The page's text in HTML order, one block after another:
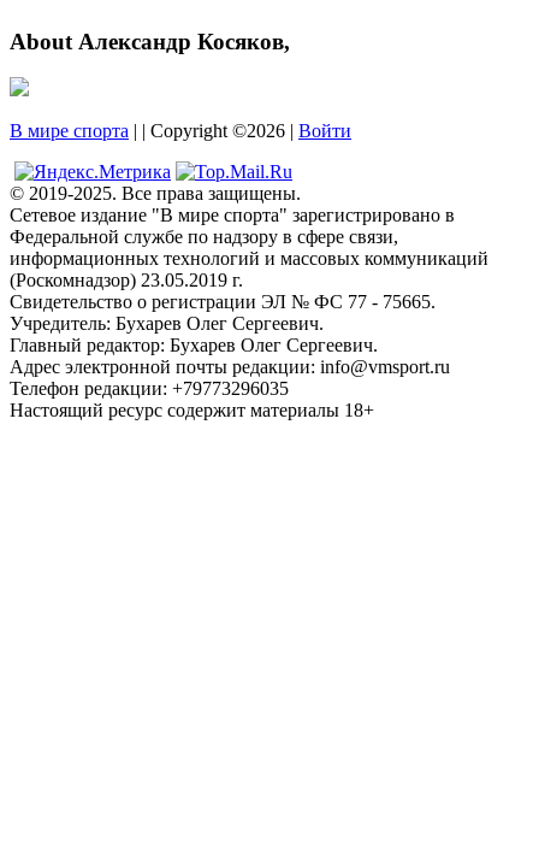
About Александр Косяков,
В мире спорта | | Copyright ©2026 | Войти
© 2019-2025. Все права защищены.
Сетевое издание "В мире спорта" зарегистрировано в
Федеральной службе по надзору в сфере связи,
информационных технологий и массовых коммуникаций
(Роскомнадзор) 23.05.2019 г.
Свидетельство о регистрации ЭЛ № ФС 77 - 75665.
Учредитель: Бухарев Олег Сергеевич.
Главный редактор: Бухарев Олег Сергеевич.
Адрес электронной почты редакции: info@vmsport.ru
Телефон редакции: +79773296035
Настоящий ресурс содержит материалы 18+